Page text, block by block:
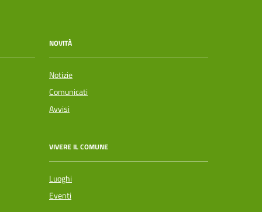
NOVITÀ
Notizie
Comunicati
Avvisi
VIVERE IL COMUNE
Luoghi
Eventi